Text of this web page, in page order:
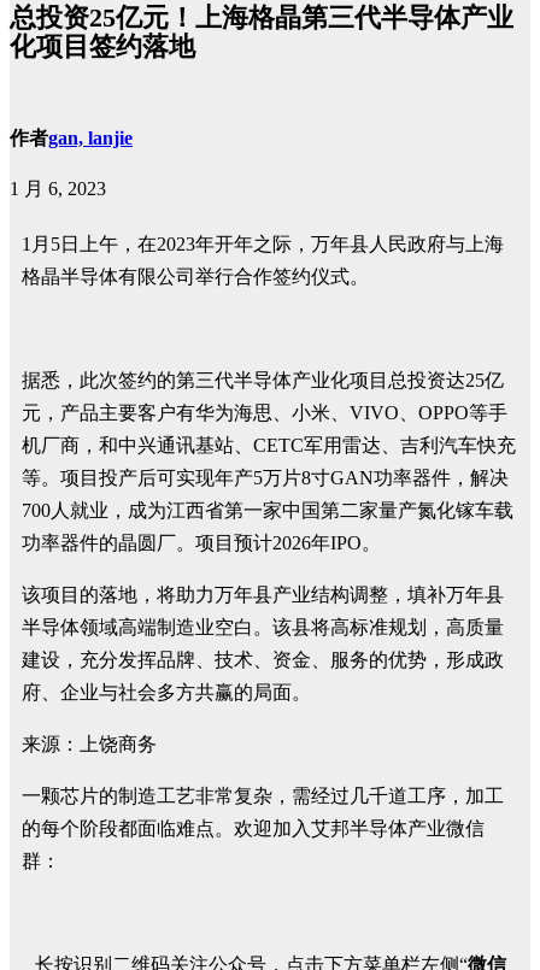
总投资25亿元！上海格晶第三代半导体产业
化项目签约落地
作者gan, lanjie
1 月 6, 2023
1月5日上午，在2023年开年之际，万年县人民政府与上海
格晶半导体有限公司举行合作签约仪式。
据悉，此次签约的第三代半导体产业化项目总投资达25亿
元，产品主要客户有华为海思、小米、VIVO、OPPO等手
机厂商，和中兴通讯基站、CETC军用雷达、吉利汽车快充
等。项目投产后可实现年产5万片8寸GAN功率器件，解决
700人就业，成为江西省第一家中国第二家量产氮化镓车载
功率器件的晶圆厂。项目预计2026年IPO。
该项目的落地，将助力万年县产业结构调整，填补万年县
半导体领域高端制造业空白。该县将高标准规划，高质量
建设，充分发挥品牌、技术、资金、服务的优势，形成政
府、企业与社会多方共赢的局面。
来源：上饶商务
一颗芯片的制造工艺非常复杂，需经过几千道工序，加工
的每个阶段都面临难点。欢迎加入艾邦半导体产业微信
群：
长按识别二维码关注公众号，点击下方菜单栏左侧“微信